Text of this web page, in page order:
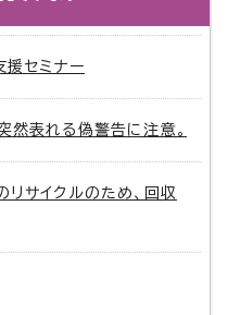
セミナー
表れる偽警告に注意。
リサイクルのため、回収